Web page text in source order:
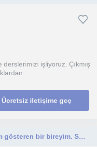
işliyoruz. Çıkmış
Ücretsiz iletişime geç
Disiplinli ve planlı çalışmaya önem gösteren bir bireyim. Sosyal Bilgiler dersi alan öğrencilere ders verebilirim.